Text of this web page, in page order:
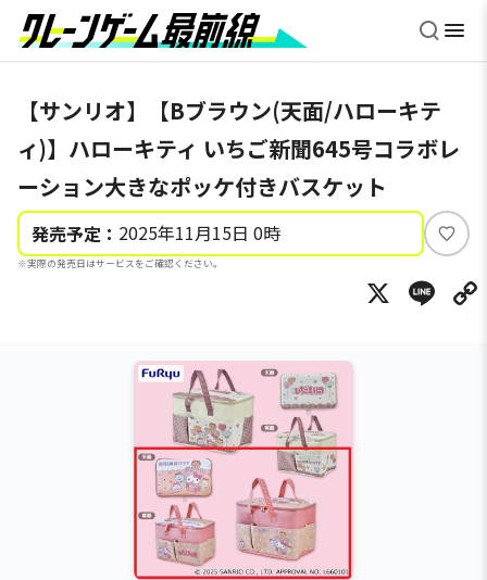
【サンリオ】【Bブラウン(天面/ハローキテ
ィ)】ハローキティ いちご新聞645号コラボレ
ーション大きなポッケ付きバスケット
発売予定： 2025年11月15日 0時
※実際の発売日はサービスをご確認ください。
い
ね
X